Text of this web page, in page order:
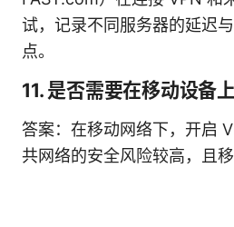
试，记录不同服务器的延迟
点。
11. 是否需要在移动设备
答案：在移动网络下，开启
共网络的安全风险较高，且